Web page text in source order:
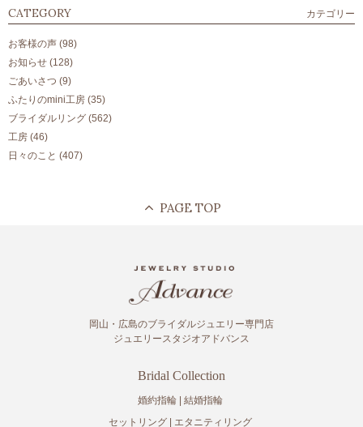
CATEGORY カテゴリー
お客様の声 (98)
お知らせ (128)
ごあいさつ (9)
ふたりのmini工房 (35)
ブライダルリング (562)
工房 (46)
日々のこと (407)
岡山・広島のブライダルジュエリー専門店
ジュエリースタジオアドバンス
Bridal Collection
婚約指輪
結婚指輪
セットリング
エタニティリング